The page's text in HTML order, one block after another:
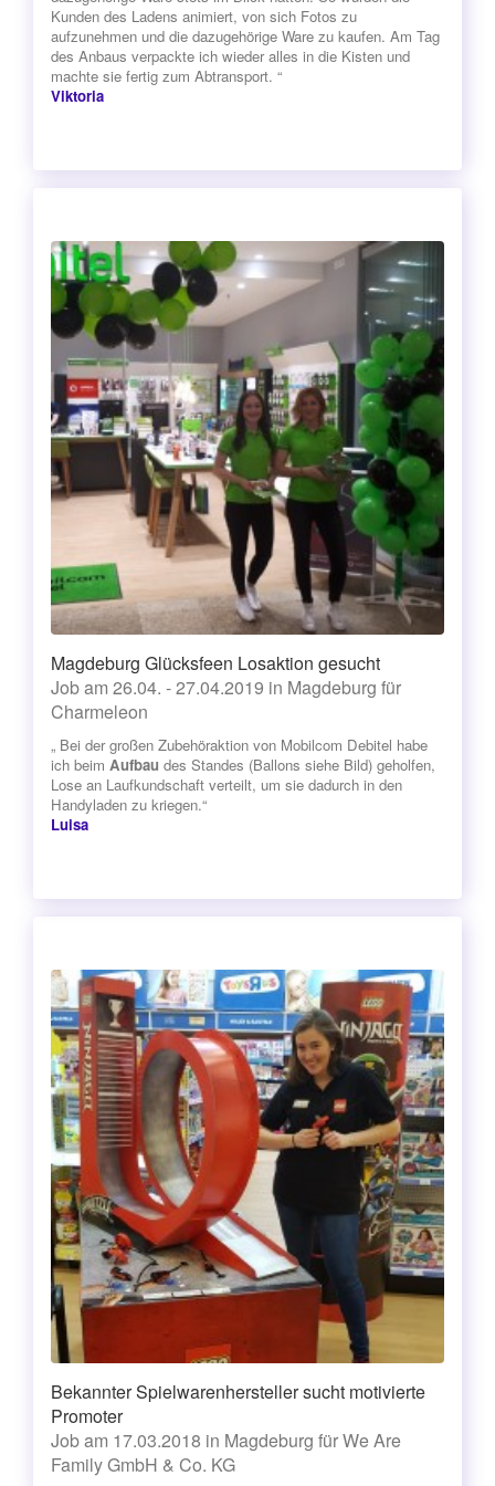
Kunden des Ladens animiert, von sich Fotos zu
aufzunehmen und die dazugehörige Ware zu kaufen. Am Tag
des Anbaus verpackte ich wieder alles in die Kisten und
machte sie fertig zum Abtransport. “
Viktoria
Magdeburg Glücksfeen Losaktion gesucht
Job am 26.04. - 27.04.2019 in Magdeburg für
Charmeleon
„ Bei der großen Zubehöraktion von Mobilcom Debitel habe
ich beim Aufbau des Standes (Ballons siehe Bild) geholfen,
Lose an Laufkundschaft verteilt, um sie dadurch in den
Handyladen zu kriegen.“
Luisa
Bekannter Spielwarenhersteller sucht motivierte
Promoter
Job am 17.03.2018 in Magdeburg für We Are
Family GmbH & Co. KG